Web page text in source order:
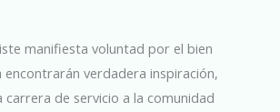
manifiesta voluntad por el bien
encontrarán verdadera inspiración,
carrera de servicio a la comunidad